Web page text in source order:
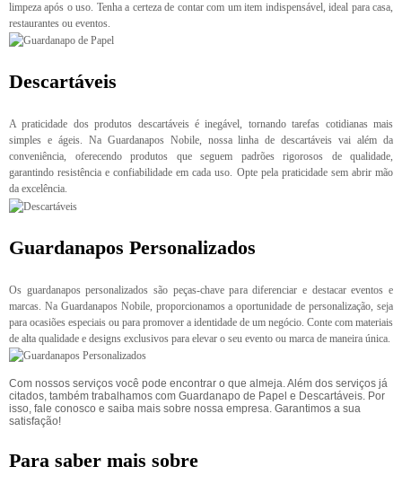
limpeza após o uso. Tenha a certeza de contar com um item indispensável, ideal para casa,
restaurantes ou eventos.
Descartáveis
A praticidade dos produtos descartáveis é inegável, tornando tarefas cotidianas mais
simples e ágeis. Na Guardanapos Nobile, nossa linha de descartáveis vai além da
conveniência, oferecendo produtos que seguem padrões rigorosos de qualidade,
garantindo resistência e confiabilidade em cada uso. Opte pela praticidade sem abrir mão
da excelência.
Guardanapos Personalizados
Os guardanapos personalizados são peças-chave para diferenciar e destacar eventos e
marcas. Na Guardanapos Nobile, proporcionamos a oportunidade de personalização, seja
para ocasiões especiais ou para promover a identidade de um negócio. Conte com materiais
de alta qualidade e designs exclusivos para elevar o seu evento ou marca de maneira única.
Com nossos serviços você pode encontrar o que almeja. Além dos serviços já
citados, também trabalhamos com Guardanapo de Papel e Descartáveis. Por
isso, fale conosco e saiba mais sobre nossa empresa. Garantimos a sua
satisfação!
Para saber mais sobre